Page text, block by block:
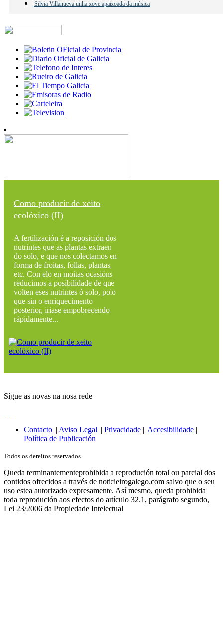
Silvia Villanueva unha xove apaixoada da música
Como producir de xeito
ecolóxico (II)
A fertilización é a reposición dos
nutrintes que as plantas extraen
do solo, e que nos colectamos en
forma de froitas, follas, plantas,
etc. Con elo en moitas ocasións
reducimos a posibilidade de que
volten eses nutrintes ó solo, polo
que sin o enriquecimento
posterior, iriase empobrecendo
rápidamente...
Sígue as novas na nosa rede
Contacto || Aviso Legal || Privacidade || Accesibilidade ||
Política de Publicación
Todos os dereitos reservados.
Queda terminantementeprohibida a reprodución total ou parcial dos
contidos ofrecidos a través de noticieirogalego.com salvo que o seu
uso estea autorizado expresamente. Así mesmo, queda prohibida
toda reprodución aos efectos do artículo 32.1, parágrafo segundo,
Lei 23/2006 da Propiedade Intelectual